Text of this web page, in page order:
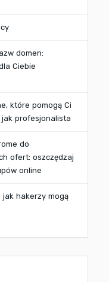
domen:
Ciebie
które pomogą Ci
profesjonalista
do
ofert: oszczędzaj
online
jak hakerzy mogą